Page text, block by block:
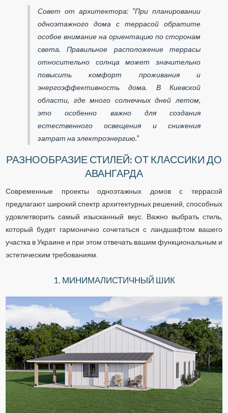
Совет от архитектора: "При планировании
одноэтажного дома с террасой обратите
особое внимание на ориентацию по сторонам
света. Правильное расположение террасы
относительно солнца может значительно
повысить комфорт проживания и
энергоэффективность дома. В Киевской
области, где много солнечных дней летом,
это особенно важно для создания
естественного освещения и снижения
затрат на электроэнергию."
РАЗНООБРАЗИЕ СТИЛЕЙ: ОТ КЛАССИКИ ДО
АВАНГАРДА
Современные проекты одноэтажных домов с террасой
предлагают широкий спектр архитектурных решений, способных
удовлетворить самый изысканный вкус. Важно выбрать стиль,
который будет гармонично сочетаться с ландшафтом вашего
участка в Украине и при этом отвечать вашим функциональным и
эстетическим требованиям.
1. МИНИМАЛИСТИЧНЫЙ ШИК